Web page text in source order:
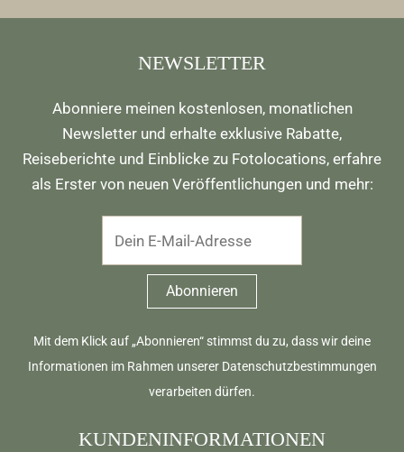
NEWSLETTER
Abonniere meinen kostenlosen, monatlichen
Newsletter und erhalte exklusive Rabatte,
Reiseberichte und Einblicke zu Fotolocations, erfahre
als Erster von neuen Veröffentlichungen und mehr:
Mit dem Klick auf „Abonnieren“ stimmst du zu, dass wir deine
Informationen im Rahmen unserer Datenschutzbestimmungen
verarbeiten dürfen.
KUNDENINFORMATIONEN